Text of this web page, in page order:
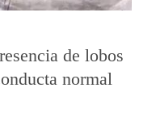
de lobos
normal